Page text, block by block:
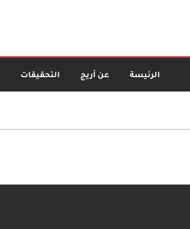
الرئيسة عن أريج التحقيقات